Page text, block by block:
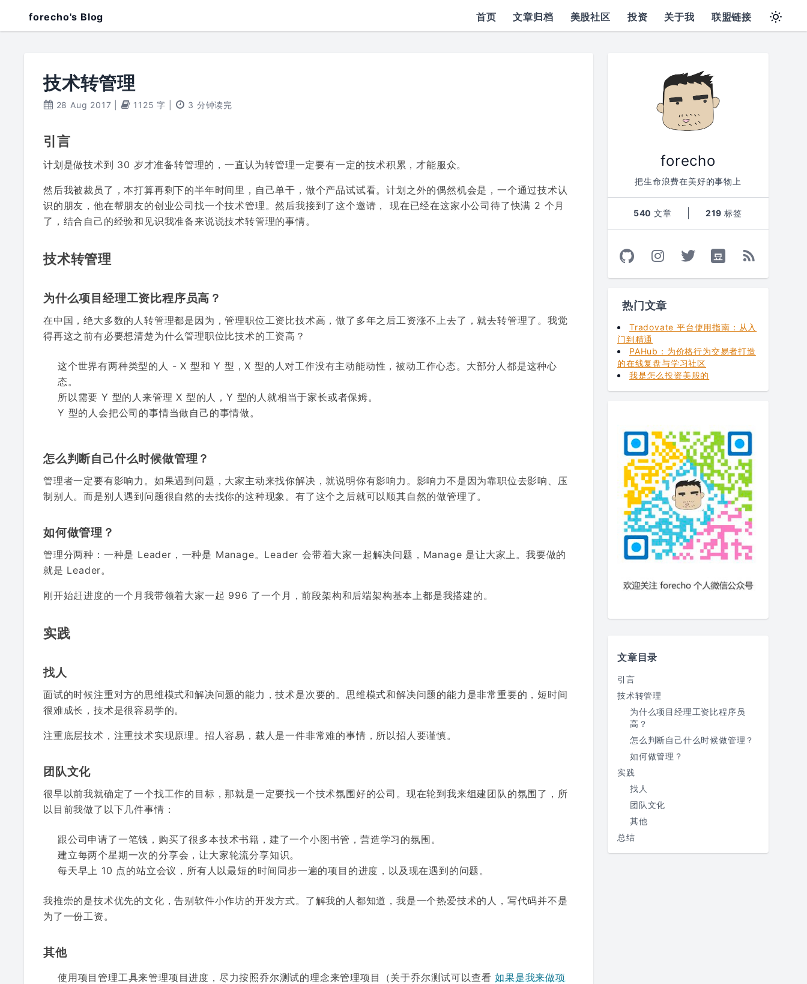
forecho's Blog 首页 文章归档 美股社区 投资 关于我 联盟链接
技术转管理
28 Aug 2017 1125 字 3 分钟读完
引言
计划是做技术到 30 岁才准备转管理的，一直认为转管理一定要有一定的技术积累，才能服众。
然后我被裁员了，本打算再剩下的半年时间里，自己单干，做个产品试试看。计划之外的偶然机会是，一个通过技术认
识的朋友，他在帮朋友的创业公司找一个技术管理。然后我接到了这个邀请， 现在已经在这家小公司待了快满 2 个月
了，结合自己的经验和见识我准备来说说技术转管理的事情。
技术转管理
为什么项目经理工资比程序员高？
在中国，绝大多数的人转管理都是因为，管理职位工资比技术高，做了多年之后工资涨不上去了，就去转管理了。我觉
得再这之前有必要想清楚为什么管理职位比技术的工资高？
这个世界有两种类型的人 - X 型和 Y 型，X 型的人对工作没有主动能动性，被动工作心态。大部分人都是这种心
态。
所以需要 Y 型的人来管理 X 型的人，Y 型的人就相当于家长或者保姆。
Y 型的人会把公司的事情当做自己的事情做。
怎么判断自己什么时候做管理？
管理者一定要有影响力。如果遇到问题，大家主动来找你解决，就说明你有影响力。影响力不是因为靠职位去影响、压
制别人。而是别人遇到问题很自然的去找你的这种现象。有了这个之后就可以顺其自然的做管理了。
如何做管理？
管理分两种：一种是 Leader，一种是 Manage。Leader 会带着大家一起解决问题，Manage 是让大家上。我要做的
就是 Leader。
刚开始赶进度的一个月我带领着大家一起 996 了一个月，前段架构和后端架构基本上都是我搭建的。
实践
找人
面试的时候注重对方的思维模式和解决问题的能力，技术是次要的。思维模式和解决问题的能力是非常重要的，短时间
很难成长，技术是很容易学的。
注重底层技术，注重技术实现原理。招人容易，裁人是一件非常难的事情，所以招人要谨慎。
团队文化
很早以前我就确定了一个找工作的目标，那就是一定要找一个技术氛围好的公司。现在轮到我来组建团队的氛围了，所
以目前我做了以下几件事情：
跟公司申请了一笔钱，购买了很多本技术书籍，建了一个小图书管，营造学习的氛围。
建立每两个星期一次的分享会，让大家轮流分享知识。
每天早上 10 点的站立会议，所有人以最短的时间同步一遍的项目的进度，以及现在遇到的问题。
我推崇的是技术优先的文化，告别软件小作坊的开发方式。了解我的人都知道，我是一个热爱技术的人，写代码并不是
为了一份工资。
其他
使用项目管理工具来管理项目进度，尽力按照乔尔测试的理念来管理项目（关于乔尔测试可以查看如果是我来做项
forecho
把生命浪费在美好的事物上
540文章 219标签
热门文章
Tradovate 平台使用指南：从入
门到精通
PAHub：为价格行为交易者打造
的在线复盘与学习社区
我是怎么投资美股的
文章目录
引言
技术转管理
为什么项目经理工资比程序员
高？
怎么判断自己什么时候做管理？
如何做管理？
实践
找人
团队文化
其他
总结